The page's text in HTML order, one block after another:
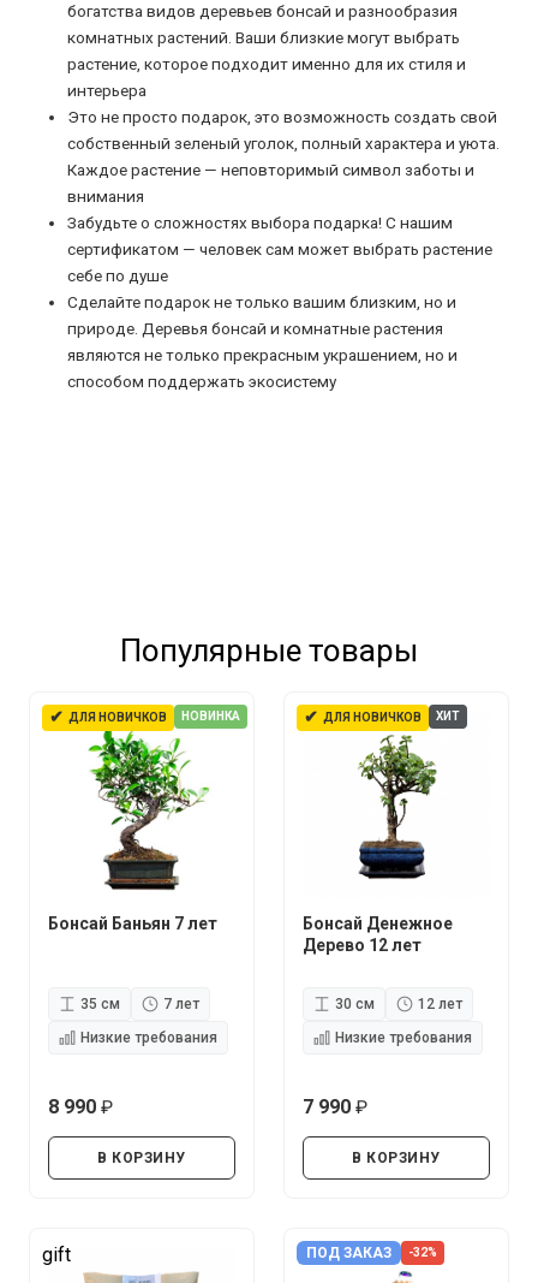
богатства видов деревьев бонсай и разнообразия
комнатных растений. Ваши близкие могут выбрать
растение, которое подходит именно для их стиля и
интерьера
Это не просто подарок, это возможность создать свой
собственный зеленый уголок, полный характера и уюта.
Каждое растение — неповторимый символ заботы и
внимания
Забудьте о сложностях выбора подарка! С нашим
сертификатом — человек сам может выбрать растение
себе по душе
Сделайте подарок не только вашим близким, но и
природе. Деревья бонсай и комнатные растения
являются не только прекрасным украшением, но и
способом поддержать экосистему
Популярные товары
✔ ДЛЯ НОВИЧКОВ НОВИНКА
Бонсай Баньян 7 лет
35 см
7 лет
Низкие требования
8 990
В КОРЗИНУ
✔ ДЛЯ НОВИЧКОВ ХИТ
Бонсай Денежное
Дерево 12 лет
30 см
12 лет
Низкие требования
7 990
В КОРЗИНУ
gift ПОД ЗАКАЗ -32%